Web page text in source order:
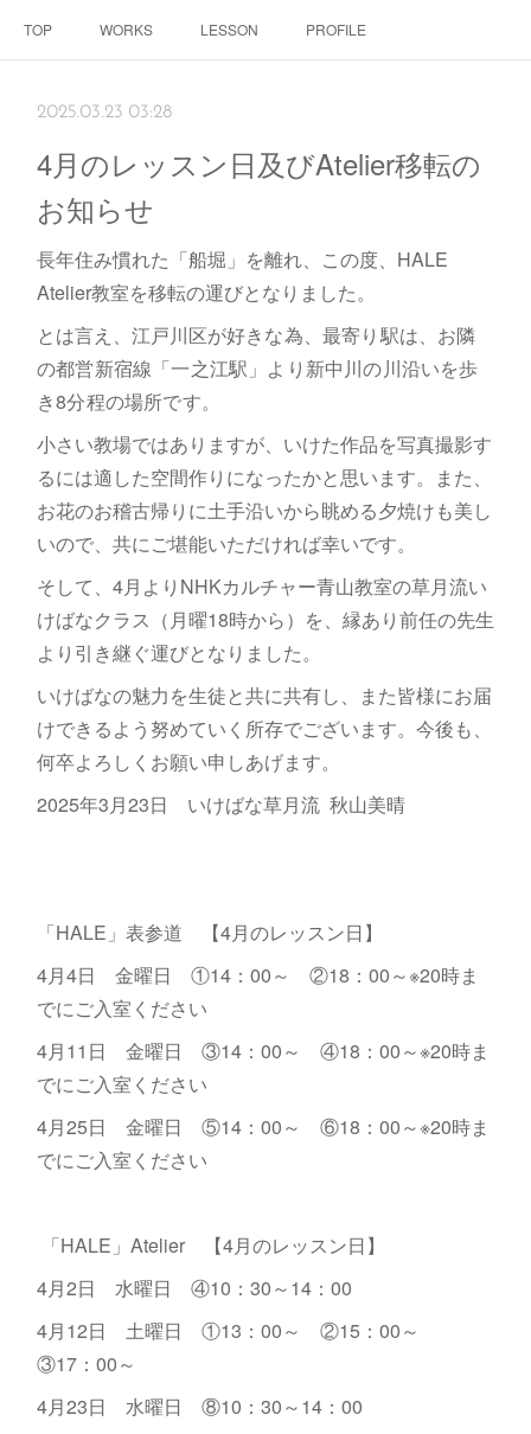
TOP WORKS LESSON PROFILE
2025.03.23 03:28
4月のレッスン日及びAtelier移転の
お知らせ
長年住み慣れた「船堀」を離れ、この度、HALE
Atelier教室を移転の運びとなりました。
とは言え、江戸川区が好きな為、最寄り駅は、お隣
の都営新宿線「一之江駅」より新中川の川沿いを歩
き8分程の場所です。
小さい教場ではありますが、いけた作品を写真撮影す
るには適した空間作りになったかと思います。また、
お花のお稽古帰りに土手沿いから眺める夕焼けも美し
いので、共にご堪能いただければ幸いです。
そして、4月よりNHKカルチャー青山教室の草月流い
けばなクラス（月曜18時から）を、縁あり前任の先生
より引き継ぐ運びとなりました。
いけばなの魅力を生徒と共に共有し、また皆様にお届
けできるよう努めていく所存でございます。今後も、
何卒よろしくお願い申しあげます。
2025年3月23日 いけばな草月流 秋山美晴
「HALE」表参道 【4月のレッスン日】
4月4日 金曜日 ①14：00～ ②18：00～※20時ま
でにご入室ください
4月11日 金曜日 ③14：00～ ④18：00～※20時ま
でにご入室ください
4月25日 金曜日 ⑤14：00～ ⑥18：00～※20時ま
でにご入室ください
「HALE」Atelier 【4月のレッスン日】
4月2日 水曜日 ④10：30～14：00
4月12日 土曜日 ①13：00～ ②15：00～
③17：00～
4月23日 水曜日 ⑧10：30～14：00